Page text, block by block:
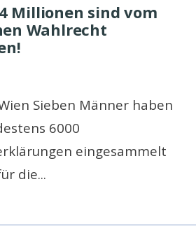
Millionen sind vom
Wahlrecht
Sieben Männer haben
6000
eingesammelt
die...